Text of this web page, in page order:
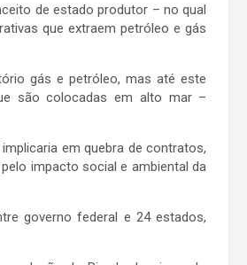
de estado produtor – no qual
que extraem petróleo e gás
gás e petróleo, mas até este
são colocadas em alto mar –
em quebra de contratos,
impacto social e ambiental da
governo federal e 24 estados,